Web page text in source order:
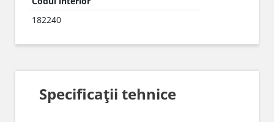
182240
Specificații tehnice